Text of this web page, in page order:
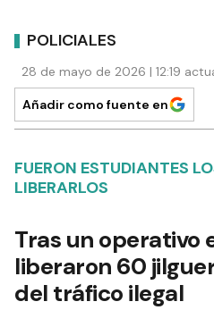
POLICIALES
28 de mayo de 2026 | 12:19
Añadir como fuente en
FUERON ESTUDIANTES
LIBERARLOS
Tras un operativo
liberaron 60
del tráfico ilegal